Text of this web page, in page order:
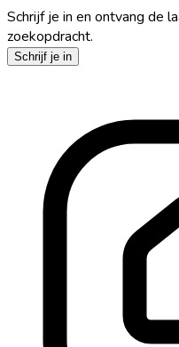
Schrijf je in en ontvang de
zoekopdracht.
Schrijf je in